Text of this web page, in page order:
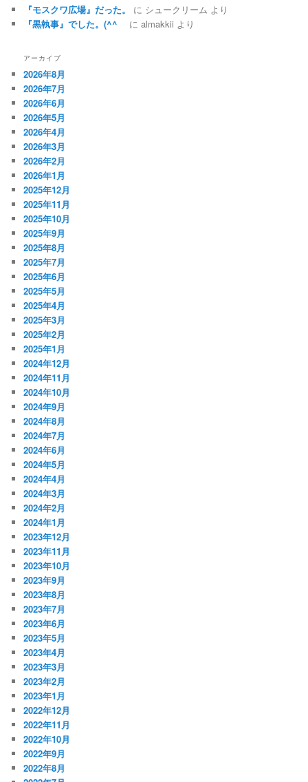
『モスクワ広場』だった。
に シュークリーム より
『黒執事』でした。(^^ゞ
にalmakkii より
アーカイブ
2026年8月
2026年7月
2026年6月
2026年5月
2026年4月
2026年3月
2026年2月
2026年1月
2025年12月
2025年11月
2025年10月
2025年9月
2025年8月
2025年7月
2025年6月
2025年5月
2025年4月
2025年3月
2025年2月
2025年1月
2024年12月
2024年11月
2024年10月
2024年9月
2024年8月
2024年7月
2024年6月
2024年5月
2024年4月
2024年3月
2024年2月
2024年1月
2023年12月
2023年11月
2023年10月
2023年9月
2023年8月
2023年7月
2023年6月
2023年5月
2023年4月
2023年3月
2023年2月
2023年1月
2022年12月
2022年11月
2022年10月
2022年9月
2022年8月